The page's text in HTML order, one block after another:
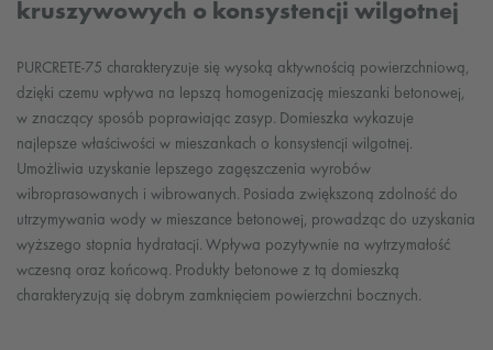
kruszywowych o konsystencji wilgotnej
PURCRETE-75 charakteryzuje się wysoką aktywnością powierzchniową,
dzięki czemu wpływa na lepszą homogenizację mieszanki betonowej,
w znaczący sposób poprawiając zasyp. Domieszka wykazuje
najlepsze właściwości w mieszankach o konsystencji wilgotnej.
Umożliwia uzyskanie lepszego zagęszczenia wyrobów
wibroprasowanych i wibrowanych. Posiada zwiększoną zdolność do
utrzymywania wody w mieszance betonowej, prowadząc do uzyskania
wyższego stopnia hydratacji. Wpływa pozytywnie na wytrzymałość
wczesną oraz końcową. Produkty betonowe z tą domieszką
charakteryzują się dobrym zamknięciem powierzchni bocznych.